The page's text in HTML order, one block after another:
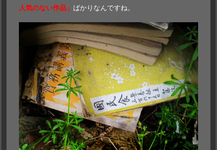
人気のない作品」 ばかりなんですね。